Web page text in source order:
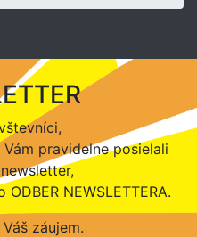
pravidelne posielali
NEWSLETTERA.
záujem.